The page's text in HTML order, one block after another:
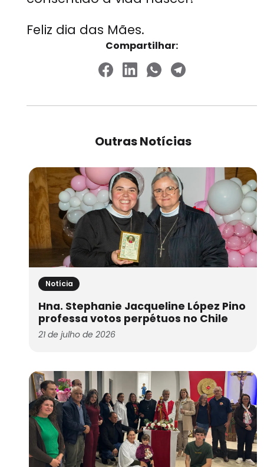
Feliz dia das Mães.
Compartilhar:
Outras Notícias
Notícia
Hna. Stephanie Jacqueline López Pino
professa votos perpétuos no Chile
21 de julho de 2026